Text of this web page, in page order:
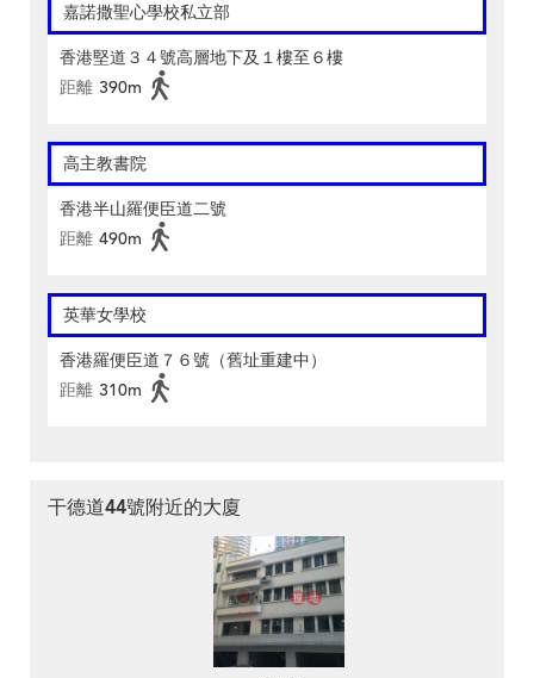
嘉諾撒聖心學校私立部
香港堅道３４號高層地下及１樓至６樓
距離 390m
高主教書院
香港半山羅便臣道二號
距離 490m
英華女學校
香港羅便臣道７６號（舊址重建中）
距離 310m
干德道44號附近的大廈